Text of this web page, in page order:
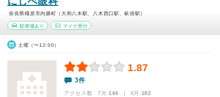
奈良県橿原市内膳町（大和八木駅、八木西口駅、畝傍駅）
駐車場あり マイナ受付
土曜（〜12:00）
1.87
3件
アクセス数 7月:144 | 6月:182